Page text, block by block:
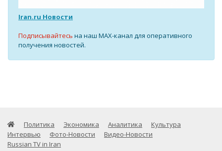
Iran.ru Новости
Подписывайтесь на наш MAX-канал для оперативного
получения новостей.
Политика Экономика Аналитика
Культура
Интервью
Фото-Новости
Видео-Новости
Russian TV in Iran